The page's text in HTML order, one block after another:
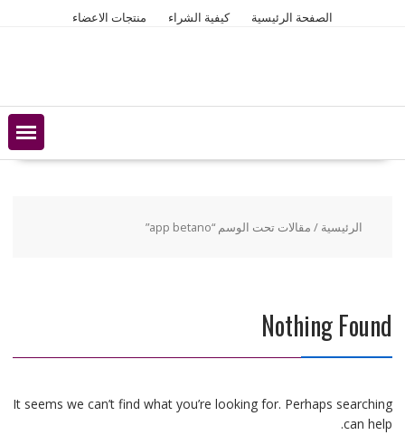
الصفحة الرئيسية كيفية الشراء منتجات الاعضاء
الرئيسية / مقالات تحت الوسم “app betano”
Nothing Found
It seems we can’t find what you’re looking for. Perhaps searching
can help.